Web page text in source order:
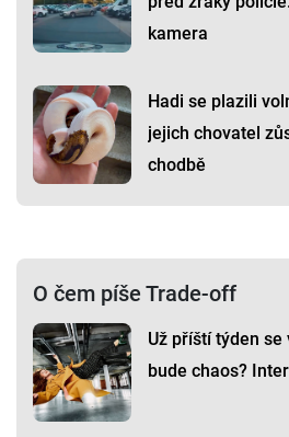
kamera
Hadi se plazili
jejich chovatel
chodbě
O čem píše Trade-off
Už příští týden
bude chaos?